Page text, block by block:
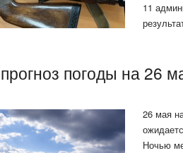
11
погоды на 26
26 мая
Ночью